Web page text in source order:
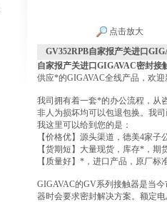
点击放大
GV352RPB自家报产关进口
自家报产关进口GIGAVAC密封接
供应*的GIGAVAC全线产品，欢
我司拥有着一套*的办公流程，从
非人为损坏均可以包退包换。我
我这里可以给到您的是：
【价格优】源头渠道，德美4家子
【货期短】大量现货，库存*，期
【质量好】*，进口产品，原厂标
GIGAVAC的GV系列接触器是当
器时会要求密封解决方案。额定